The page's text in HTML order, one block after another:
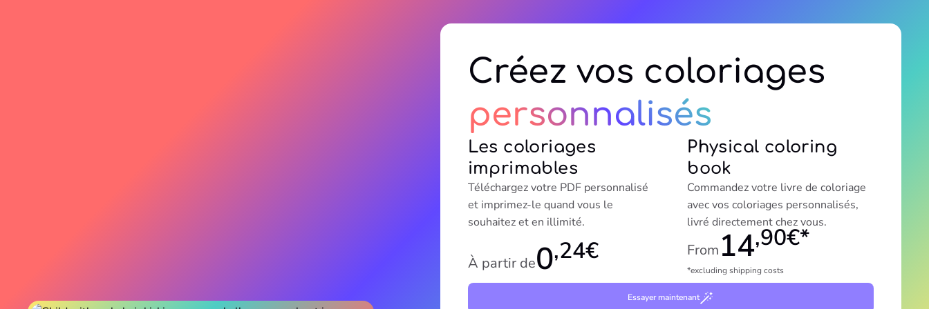
Créez vos coloriages
personnalisés
Les coloriages
imprimables
Téléchargez votre PDF personnalisé
et imprimez-le quand vous le
souhaitez et en illimité.
À partir de0,24€
Physical coloring
book
Commandez votre livre de coloriage
avec vos coloriages personnalisés,
livré directement chez vous.
From 14,90€*
*excluding shipping costs
Essayer maintenant